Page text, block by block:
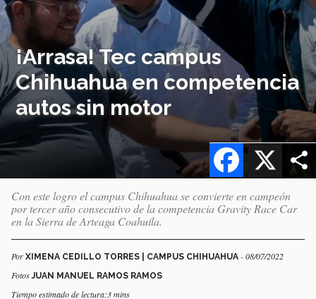
¡Arrasa! Tec campus
Chihuahua en competencia
autos sin motor
X
Facebook
Con este logro el campus Chihuahua se convierte en campeón
por tercer año consecutivo de la competencia Gravity Race Car
en la Sierra de Arteaga Coahuila.
Por XIMENA CEDILLO TORRES | CAMPUS CHIHUAHUA - 08/07/2022
FotosJUAN MANUEL RAMOS RAMOS
Tiempo estimado de lectura:3 mins